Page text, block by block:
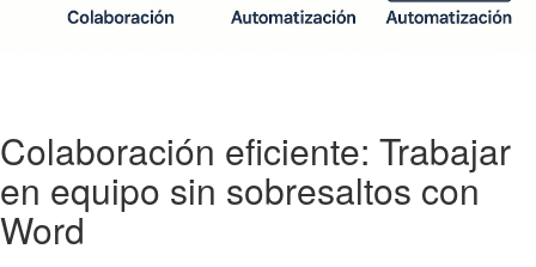
Colaboración eficiente: Trabajar
en equipo sin sobresaltos con
Word